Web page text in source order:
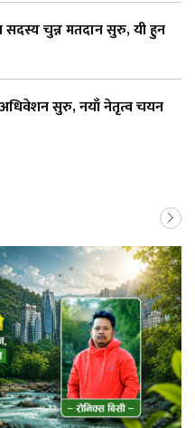
सदस्य चुन्न मतदान सुरु, यी हुन
अधिवेशन सुरु, नयाँ नेतृत्व चयन